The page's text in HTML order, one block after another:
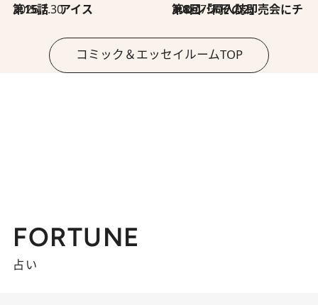
2026.7.30
第15話 アイス 2026.7.30
第8回「同人誌即売会にチャレンジ その2」
コミック＆エッセイルームTOP
FORTUNE
占い